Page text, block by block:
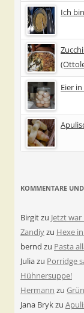
Ich
Eier
KOMMENTARE
Birgitzu Jetzt
Zandiyzu Hexe
bernd zu Pasta
Juliazu Porridge
Hühnersuppe!
Hermann zu
Jana Brykzu